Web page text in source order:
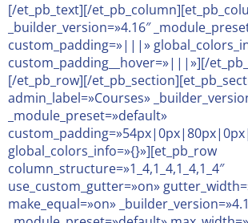
[/et_pb_text][/
_builder_version=»4.16″
custom_padding=»|||»
custom_padding__hover=»|||»][/
[/et_pb_row][/
admin_label=»Courses»
_module_preset=»default»
global_colors_info=»{}»][et_pb_row
column_structure=»1_4,1_4,1_4,1_4″
use_custom_gutter=»on»
make_equal=»on»